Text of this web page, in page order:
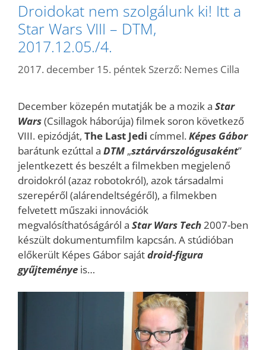
Droidokat nem szolgálunk ki! Itt a
Star Wars VIII – DTM,
2017.12.05./4.
2017. december 15. péntek Szerző: Nemes Cilla
December közepén mutatják be a mozik a Star
Wars(Csillagok háborúja) filmek soron következő
VIII. epizódját, The Last Jedi címmel.Képes Gábor
barátunk ezúttal a DTM „sztárvárszológusaként”
jelentkezett és beszélt a filmekben megjelenő
droidokról (azaz robotokról), azok társadalmi
szerepéről (alárendeltségéről), a filmekben
felvetett műszaki innovációk
megvalósíthatóságáról a Star Wars Tech 2007-ben
készült dokumentumfilm kapcsán. A stúdióban
előkerült Képes Gábor sajátdroid-figura
gyűjteménye is…